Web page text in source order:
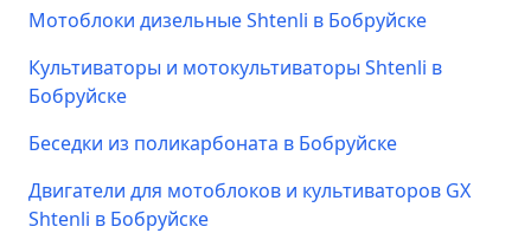
Мотоблоки дизельные Shtenli в Бобруйске
Культиваторы и мотокультиваторы Shtenli в
Бобруйске
Беседки из поликарбоната в Бобруйске
Двигатели для мотоблоков и культиваторов GX
Shtenli в Бобруйске